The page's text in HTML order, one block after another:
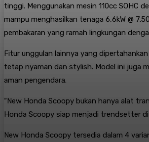
tinggi. Menggunakan mesin 110cc SOHC
mampu menghasilkan tenaga 6,6kW @
pembakaran yang ramah lingkungan
Fitur unggulan lainnya yang
tetap nyaman dan stylish. Model ini juga
aman pengendara.
“New Honda Scoopy bukan hanya alat
Honda Scoopy siap menjadi trendsetter
New Honda Scoopy tersedia dalam 4